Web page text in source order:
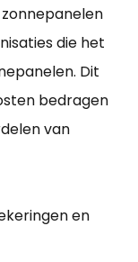
die het
Dit
bedragen
van
en